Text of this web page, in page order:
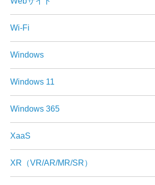
Wi-Fi
Windows
Windows 11
Windows 365
XaaS
XR（VR/AR/MR/SR）